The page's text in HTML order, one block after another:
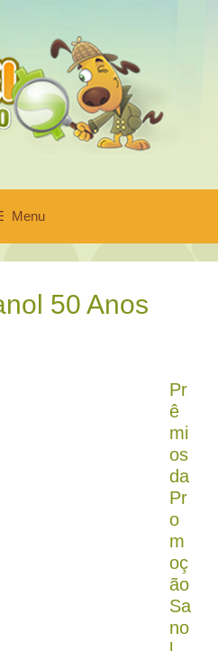
Menu
50 Anos
Pr
ê
mi
os
da
Pr
o
m
oç
ão
Sa
no